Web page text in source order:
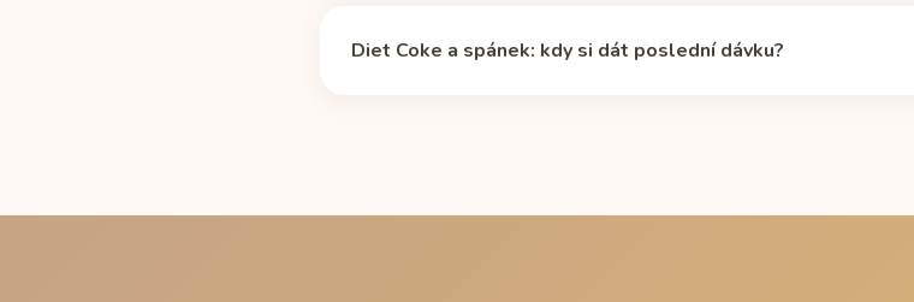
zhruba od 2 do 12 hodin. Vlastní křivku si spočítáte v
Diet Coke a spánek: kdy si dát poslední dávku?